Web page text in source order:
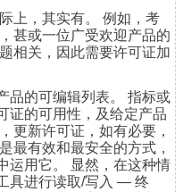
上，其实有。 例如，考
甚或一位广受欢迎产品的
相关，因此需要许可证加
品的可编辑列表。 指标或
证的可用性，及给定产品
更新许可证，如有必要，
最有效和最安全的方式，
运用它。 显然，在这种情
具进行读取/写入 — 终